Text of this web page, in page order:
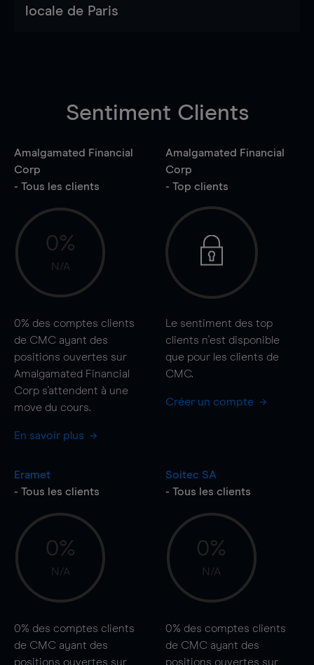
locale de Paris
Sentiment Clients
Amalgamated Financial
Corp
- Tous les clients
0%
N/A
0% des comptes clients
de CMC ayant des
positions ouvertes sur
Amalgamated Financial
Corp s'attendent à une
move du cours.
En savoir plus
Amalgamated Financial
Corp
- Top clients
Le sentiment des top
clients n'est disponible
que pour les clients de
CMC.
Créer un compte
Eramet
- Tous les clients
0%
N/A
0% des comptes clients
de CMC ayant des
positions ouvertes sur
Soitec SA
- Tous les clients
0%
N/A
0% des comptes clients
de CMC ayant des
positions ouvertes sur